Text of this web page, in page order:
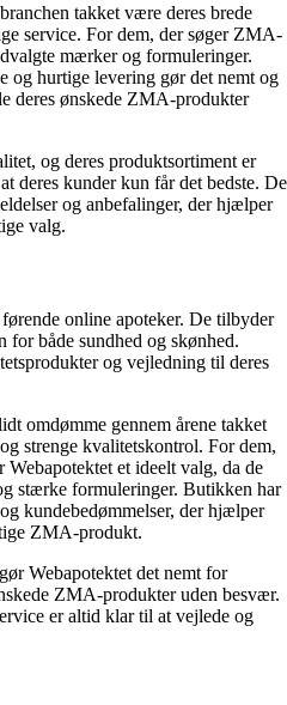
takket være deres brede
service. For dem, der søger ZMA-
mærker og formuleringer.
og hurtige levering gør det nemt og
deres ønskede ZMA-produkter
og deres produktsortiment er
deres kunder kun får det bedste. De
og anbefalinger, der hjælper
valg.
online apoteker. De tilbyder
for både sundhed og skønhed.
og vejledning til deres
omdømme gennem årene takket
strenge kvalitetskontrol. For dem,
et ideelt valg, da de
stærke formuleringer. Butikken har
kundebedømmelser, der hjælper
ZMA-produkt.
Webapotektet det nemt for
ZMA-produkter uden besvær.
er altid klar til at vejlede og